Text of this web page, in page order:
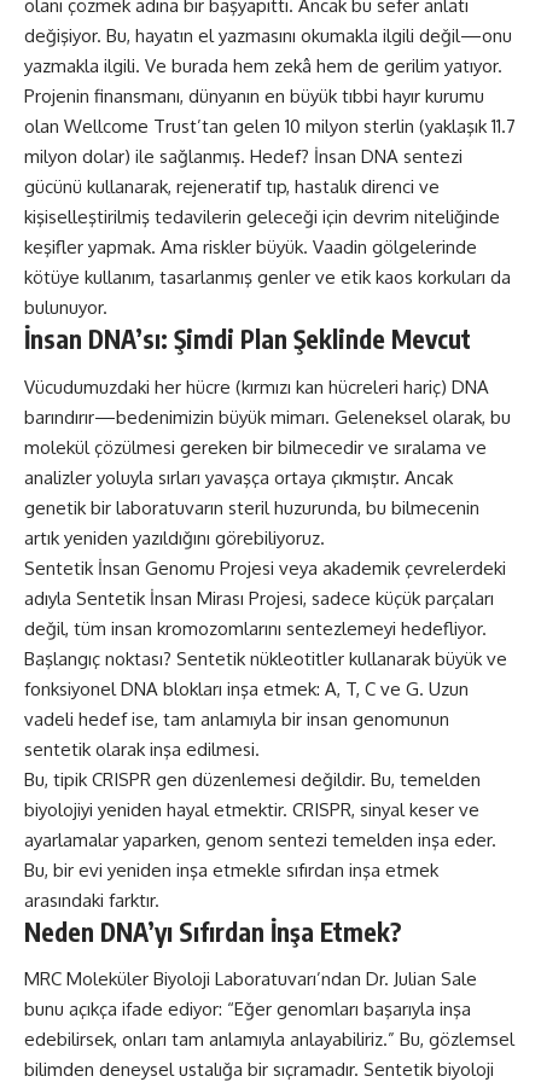
olanı çözmek adına bir başyapıttı. Ancak bu sefer anlatı
değişiyor. Bu, hayatın el yazmasını okumakla ilgili değil—onu
yazmakla ilgili. Ve burada hem zekâ hem de gerilim yatıyor.
Projenin finansmanı, dünyanın en büyük tıbbi hayır kurumu
olan Wellcome Trust’tan gelen 10 milyon sterlin (yaklaşık 11.7
milyon dolar) ile sağlanmış. Hedef? İnsan DNA sentezi
gücünü kullanarak, rejeneratif tıp, hastalık direnci ve
kişiselleştirilmiş tedavilerin geleceği için devrim niteliğinde
keşifler yapmak. Ama riskler büyük. Vaadin gölgelerinde
kötüye kullanım, tasarlanmış genler ve etik kaos korkuları da
bulunuyor.
İnsan DNA’sı: Şimdi Plan Şeklinde Mevcut
Vücudumuzdaki her hücre (kırmızı kan hücreleri hariç) DNA
barındırır—bedenimizin büyük mimarı. Geleneksel olarak, bu
molekül çözülmesi gereken bir bilmecedir ve sıralama ve
analizler yoluyla sırları yavaşça ortaya çıkmıştır. Ancak
genetik bir laboratuvarın steril huzurunda, bu bilmecenin
artık yeniden yazıldığını görebiliyoruz.
Sentetik İnsan Genomu Projesi veya akademik çevrelerdeki
adıyla Sentetik İnsan Mirası Projesi, sadece küçük parçaları
değil, tüm insan kromozomlarını sentezlemeyi hedefliyor.
Başlangıç noktası? Sentetik nükleotitler kullanarak büyük ve
fonksiyonel DNA blokları inşa etmek: A, T, C ve G. Uzun
vadeli hedef ise, tam anlamıyla bir insan genomunun
sentetik olarak inşa edilmesi.
Bu, tipik CRISPR gen düzenlemesi değildir. Bu, temelden
biyolojiyi yeniden hayal etmektir. CRISPR, sinyal keser ve
ayarlamalar yaparken, genom sentezi temelden inşa eder.
Bu, bir evi yeniden inşa etmekle sıfırdan inşa etmek
arasındaki farktır.
Neden DNA’yı Sıfırdan İnşa Etmek?
MRC Moleküler Biyoloji Laboratuvarı’ndan Dr. Julian Sale
bunu açıkça ifade ediyor: “Eğer genomları başarıyla inşa
edebilirsek, onları tam anlamıyla anlayabiliriz.” Bu, gözlemsel
bilimden deneysel ustalığa bir sıçramadır. Sentetik biyoloji